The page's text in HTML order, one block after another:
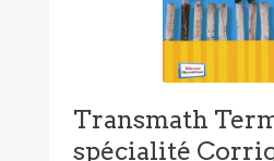
Transmath
spécialité